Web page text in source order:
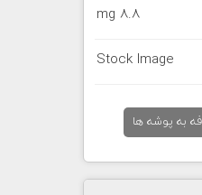
8.8 mg
Stock Image
به پوشه ها